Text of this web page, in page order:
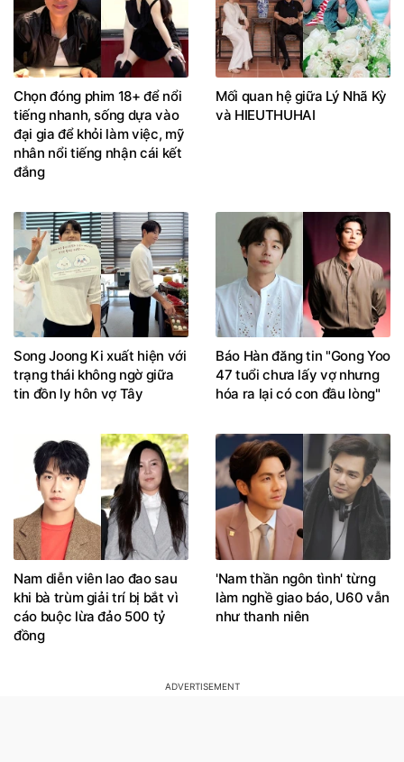
Chọn đóng phim 18+ để nổi
tiếng nhanh, sống dựa vào
đại gia để khỏi làm việc, mỹ
nhân nổi tiếng nhận cái kết
đắng
Mối quan hệ giữa Lý Nhã Kỳ
và HIEUTHUHAI
Song Joong Ki xuất hiện với
trạng thái không ngờ giữa
tin đồn ly hôn vợ Tây
Báo Hàn đăng tin "Gong Yoo
47 tuổi chưa lấy vợ nhưng
hóa ra lại có con đầu lòng"
Nam diễn viên lao đao sau
khi bà trùm giải trí bị bắt vì
cáo buộc lừa đảo 500 tỷ
đồng
'Nam thần ngôn tình' từng
làm nghề giao báo, U60 vẫn
như thanh niên